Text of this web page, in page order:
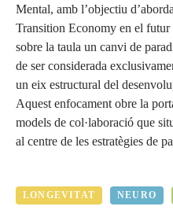
Mental, amb l’objectiu
Transition Economy en el futur
sobre la taula un canvi de
de ser considerada
un eix estructural del
Aquest enfocament obre la
models de col·laboració que
al centre de les estratègies de
LONGEVITAT NEURO